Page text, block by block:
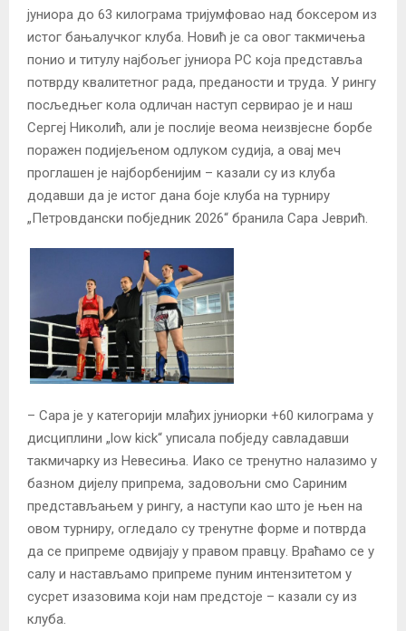
јуниора до 63 килограма тријумфовао над боксером из
истог бањалучког клуба. Новић је са овог такмичења
понио и титулу најбољег јуниора РС која представља
потврду квалитетног рада, преданости и труда. У рингу
посљедњег кола одличан наступ сервирао је и наш
Сергеј Николић, али је послије веома неизвјесне борбе
поражен подијељеном одлуком судија, а овај меч
проглашен је најборбенијим – казали су из клуба
додавши да је истог дана боје клуба на турниру
„Петровдански побједник 2026“ бранила Сара Јеврић.
– Сара је у категорији млађих јуниорки +60 килограма у
дисциплини „low kick“ уписала побједу савладавши
такмичарку из Невесиња. Иако се тренутно налазимо у
базном дијелу припрема, задовољни смо Сариним
представљањем у рингу, а наступи као што је њен на
овом турниру, огледало су тренутне форме и потврда
да се припреме одвијају у правом правцу. Враћамо се у
салу и настављамо припреме пуним интензитетом у
сусрет изазовима који нам предстоје – казали су из
клуба.